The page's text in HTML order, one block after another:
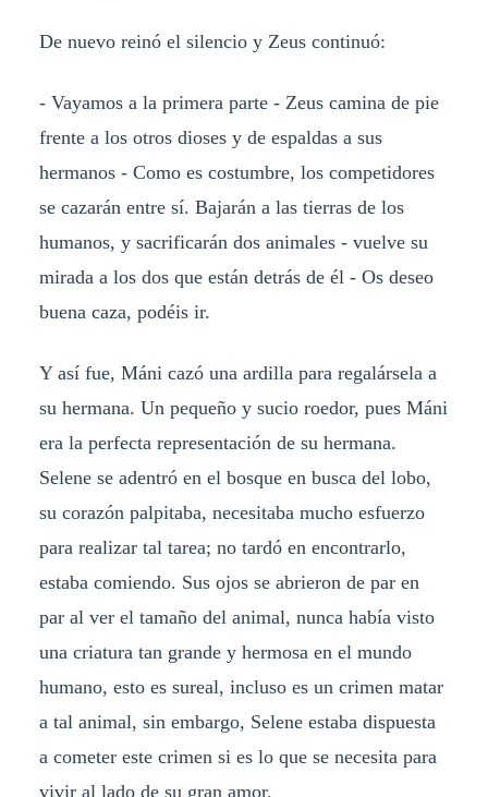
De nuevo reinó el silencio y Zeus continuó:
- Vayamos a la primera parte - Zeus camina de pie
frente a los otros dioses y de espaldas a sus
hermanos - Como es costumbre, los competidores
se cazarán entre sí. Bajarán a las tierras de los
humanos, y sacrificarán dos animales - vuelve su
mirada a los dos que están detrás de él - Os deseo
buena caza, podéis ir.
Y así fue, Máni cazó una ardilla para regalársela a
su hermana. Un pequeño y sucio roedor, pues Máni
era la perfecta representación de su hermana.
Selene se adentró en el bosque en busca del lobo,
su corazón palpitaba, necesitaba mucho esfuerzo
para realizar tal tarea; no tardó en encontrarlo,
estaba comiendo. Sus ojos se abrieron de par en
par al ver el tamaño del animal, nunca había visto
una criatura tan grande y hermosa en el mundo
humano, esto es sureal, incluso es un crimen matar
a tal animal, sin embargo, Selene estaba dispuesta
a cometer este crimen si es lo que se necesita para
vivir al lado de su gran amor.